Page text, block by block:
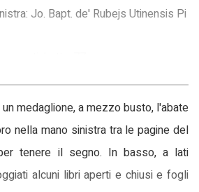
Jo. Bapt. de' Rubejs Utinensis Pi
su etichetta: 77.
al centro: 63
a destra: 1828 [sigla indecifrabile]
medaglione, a mezzo busto, l'abate
nella mano sinistra tra le pagine del
tenere il segno. In basso, a lati
alcuni libri aperti e chiusi e fogli